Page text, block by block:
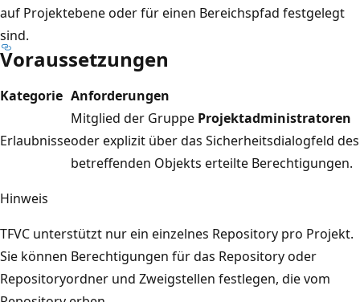
auf Projektebene oder für einen Bereichspfad festgelegt
sind.
Voraussetzungen
Kategorie Anforderungen
Erlaubnisse
Mitglied der Gruppe Projektadministratoren
oder explizit über das Sicherheitsdialogfeld des
betreffenden Objekts erteilte Berechtigungen.
Hinweis
TFVC unterstützt nur ein einzelnes Repository pro Projekt.
Sie können Berechtigungen für das Repository oder
Repositoryordner und Zweigstellen festlegen, die vom